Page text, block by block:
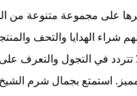
على مجموعة متنوعة من
شراء الهدايا والتحف
في التجول والتعرف على
استمتع بجمال شرم